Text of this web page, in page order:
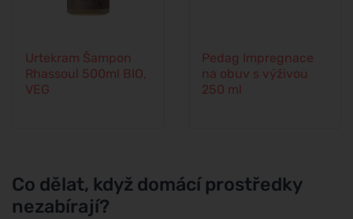
Urtekram Šampon
Rhassoul 500ml BIO,
VEG
Pedag Impregnace
na obuv s výživou
250 ml
Co dělat, když domácí prostředky
nezabírají?